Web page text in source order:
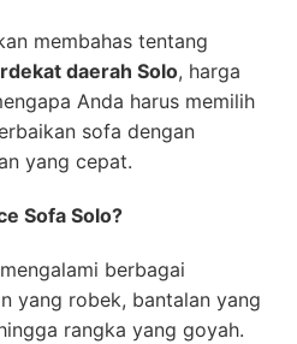
membahas tentang
daerah Solo, harga
Anda harus memilih
sofa dengan
yang cepat.
Sofa Solo?
berbagai
yang robek, bantalan yang
rangka yang goyah.